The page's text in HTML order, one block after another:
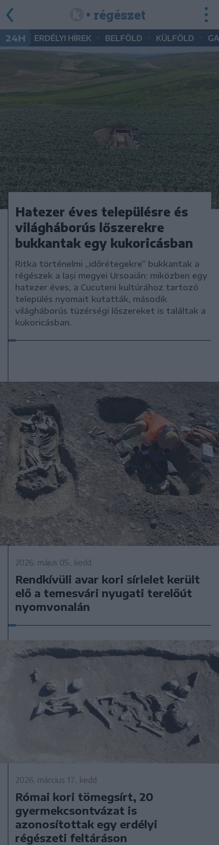
• régészet
24H ERDÉLYI HÍREK BELFÖLD KÜLFÖLD
Hatezer éves településre és
világháborús lőszerekre
bukkantak egy kukoricásban
Ritka történelmi „időrétegekre” bukkantak a
régészek a Iași megyei Ursoaián: miközben egy
hatezer éves, a Cucuteni kultúrához tartozó
település nyomait kutatták, második
világháborús tüzérségi lőszereket is találtak a
kukoricásban.
2026. május 05., kedd
Rendkívüli avar kori sírlelet került
elő a temesvári nyugati terelőút
nyomvonalán
2026. március 17., kedd
Római kori tömegsírt, 20
gyermekcsontvázat is
azonosítottak egy erdélyi
régészeti feltáráson